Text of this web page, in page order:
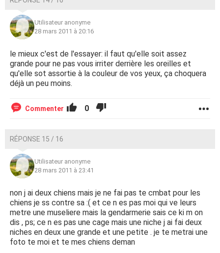
Utilisateur anonyme
28 mars 2011 à 20:16
le mieux c'est de l'essayer: il faut qu'elle soit assez
grande pour ne pas vous irriter derrière les oreilles et
qu'elle sot assortie à la couleur de vos yeux, ça choquera
déjà un peu moins.
Commenter 0
RÉPONSE 15 / 16
Utilisateur anonyme
28 mars 2011 à 23:41
non j ai deux chiens mais je ne fai pas te cmbat pour les
chiens je ss contre sa :( et ce n es pas moi qui ve leurs
metre une museliere mais la gendarmerie sais ce ki m on
dis , ps; ce n es pas une cage mais une niche j ai fai deux
niches en deux une grande et une petite . je te metrai une
foto te moi et te mes chiens deman